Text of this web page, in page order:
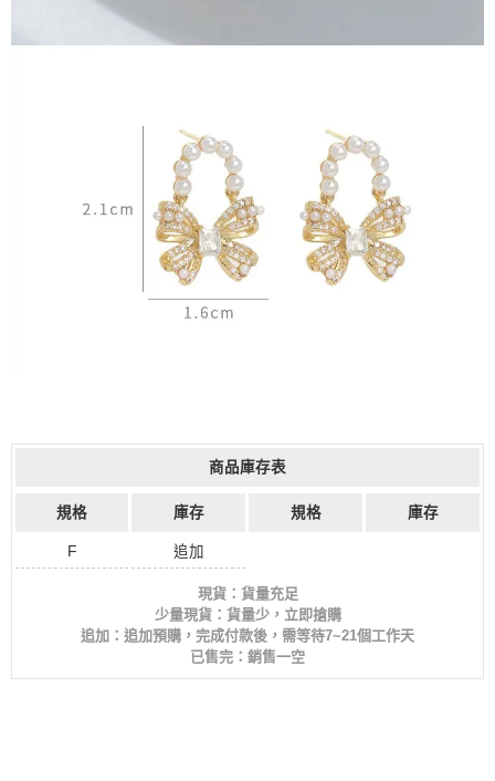
商品庫存表
規格 庫存 規格 庫存
F 追加
現貨：貨量充足
少量現貨：貨量少，立即搶購
追加：追加預購，完成付款後，需等待7~21個工作天
已售完：銷售一空